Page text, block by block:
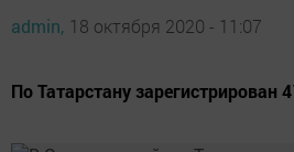
admin, 18 октября 2020 - 11:07
По Татарстану зарегистрирован